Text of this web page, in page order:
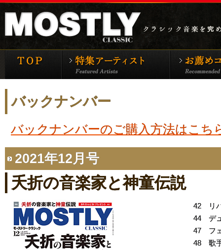
モーストリー・クラシックTOP 特集アーティ
バックナンバー
バックナンバーのご購入方法はこち
2021年12月号
夭折の音楽家と神童伝説
42 リ
44 デ
47 フ
48 歌